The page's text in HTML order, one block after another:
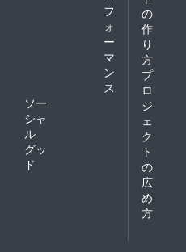
フ
ォ
ー
マ
ン
ス
ソー
シャ
ル
グッ
ド
の
作
り
方
プ
ロ
ジ
ェ
ク
ト
の
広
め
方